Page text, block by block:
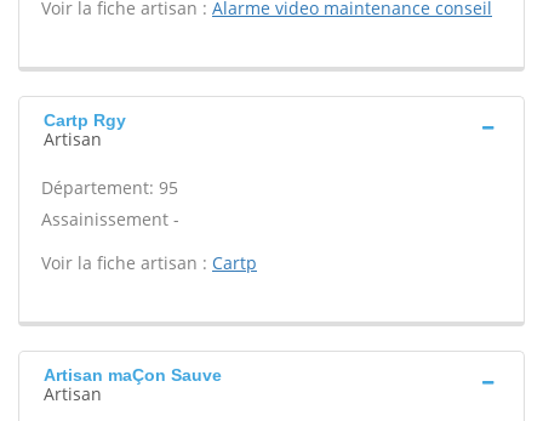
Voir la fiche artisan : Alarme video maintenance conseil
Cartp Rgy
Artisan
Département: 95
Assainissement -
Voir la fiche artisan : Cartp
Artisan maÇon Sauve
Artisan